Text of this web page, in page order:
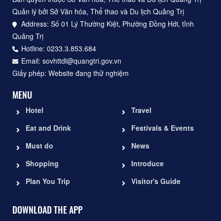
Quản lý bởi Sở Văn hóa, Thể thao và Du lịch Quảng Trị
Address: Số 01 Lý Thường Kiệt, Phường Đồng Hới, tỉnh
Quảng Trị
Hotline: 0233.3.853.684
Email: sovhttdl@quangtri.gov.vn
Giấy phép: Website đang thử nghiệm
MENU
Hotel
Eat and Drink
Must do
Shopping
Plan You Trip
Travel
Festivals & Events
News
Introduce
Visitor's Guide
DOWNLOAD THE APP